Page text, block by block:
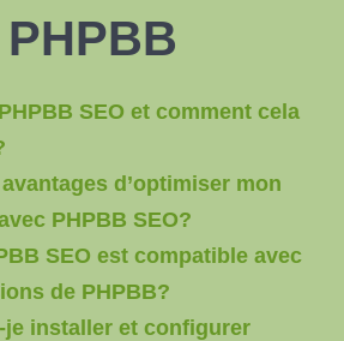
SEO et comment cela
d’optimiser mon
PHPBB SEO?
SEO est compatible avec
de PHPBB?
je installer et configurer